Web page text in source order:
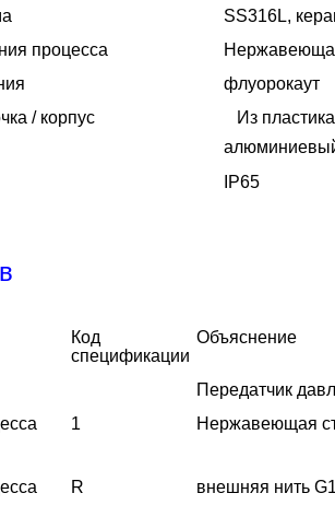
SS316L,
процесса
флуорокаут
/ корпус
Из пластика
IP65
Код
спецификации
Объяснение
Передатчик
1 Нержавеющая
R внешняя нить